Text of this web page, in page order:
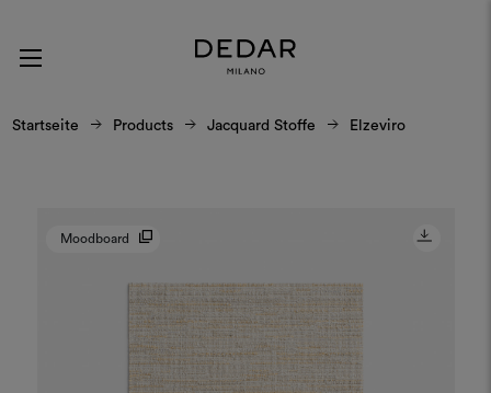
Startseite Products Jacquard Stoffe Elzeviro
Moodboard